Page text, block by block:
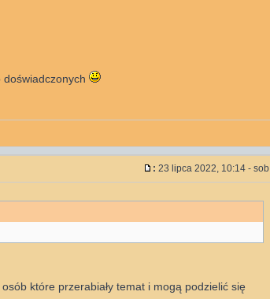
doświadczonych
: 23 lipca 2022, 10:14 - sob
które przerabiały temat i mogą podzielić się